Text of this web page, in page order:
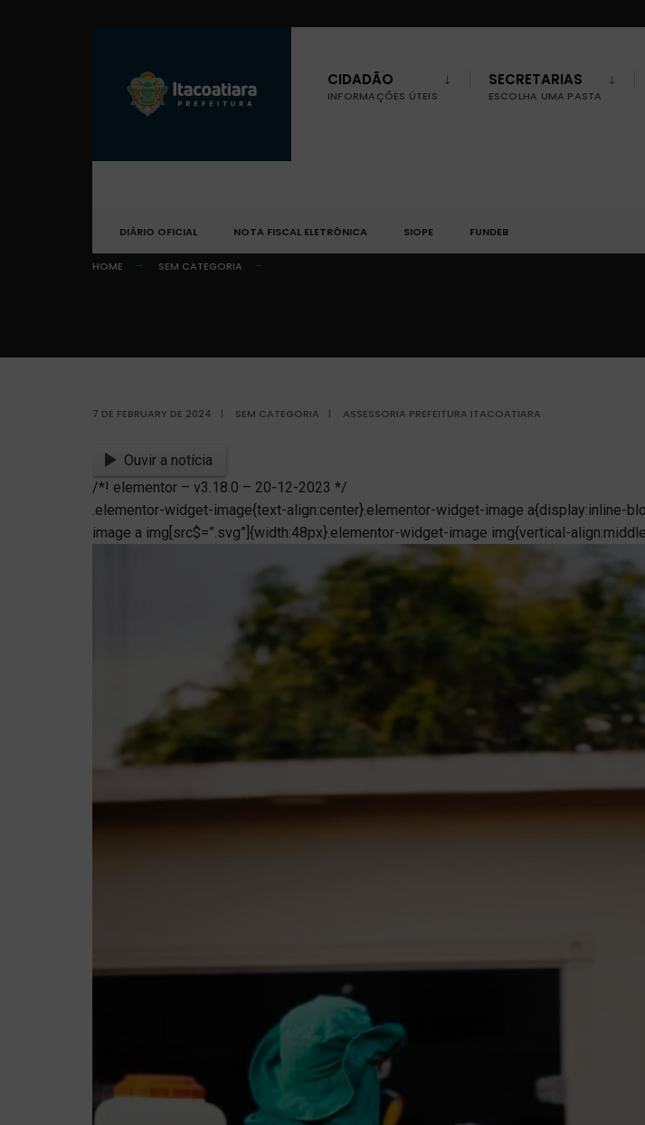
CIDADÃO
INFORMAÇÕES ÚTEIS
SECRETARIAS
ESCOLHA UMA PASTA
DIÁRIO OFICIAL NOTA FISCAL ELETRÔNICA SIOPE FUNDEB
HOME SEM CATEGORIA
7 DE FEBRUARY DE 2024 | SEM CATEGORIA | ASSESSORIA PREFEITURA ITACOATIARA
Ouvir a notícia
/*! elementor – v3.18.0 – 20-12-2023 */
.elementor-widget-image{text-align:center}.elementor-widget-image a{display:inline-
image a img[src$=”.svg”]{width:48px}.elementor-widget-image img{vertical-